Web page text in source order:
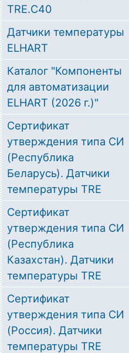
TRE.C40
Датчики температуры
ELHART
Каталог "Компоненты
для автоматизации
ELHART (2026 г.)"
Сертификат
утверждения типа СИ
(Республика
Беларусь). Датчики
температуры TRE
Сертификат
утверждения типа СИ
(Республика
Казахстан). Датчики
температуры TRE
Сертификат
утверждения типа СИ
(Россия). Датчики
температуры TRE